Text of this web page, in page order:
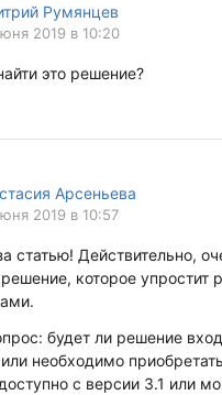
Румянцев
2019 в 10:20
это решение?
Арсеньева
2019 в 10:57
статью! Действительно,
которое упростит
будет ли решение
необходимо
с версии 3.1 или